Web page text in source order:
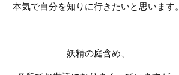
本気で自分を知りに行きたいと思います。
妖精の庭含め、